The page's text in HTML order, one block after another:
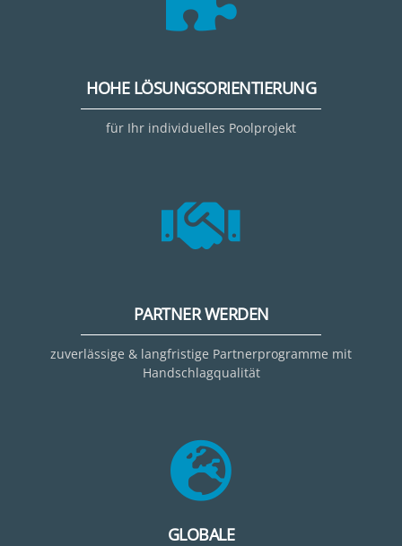
HOHE LÖSUNGSORIENTIERUNG
für Ihr individuelles Poolprojekt
PARTNER WERDEN
zuverlässige & langfristige Partnerprogramme mit
Handschlagqualität
GLOBALE